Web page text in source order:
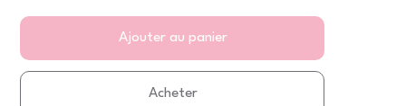
Ajouter au panier
Acheter